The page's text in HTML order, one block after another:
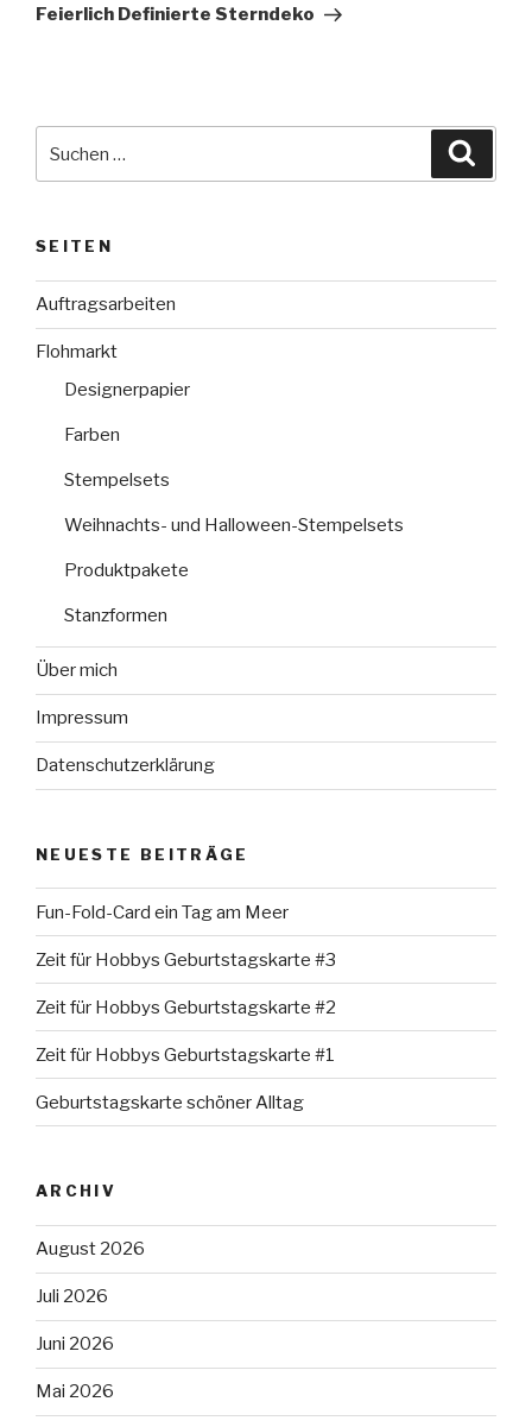
Beitrag
Feierlich Definierte Sterndeko
SEITEN
Auftragsarbeiten
Flohmarkt
Designerpapier
Farben
Stempelsets
Weihnachts- und Halloween-Stempelsets
Produktpakete
Stanzformen
Über mich
Impressum
Datenschutzerklärung
NEUESTE BEITRÄGE
Fun-Fold-Card ein Tag am Meer
Zeit für Hobbys Geburtstagskarte #3
Zeit für Hobbys Geburtstagskarte #2
Zeit für Hobbys Geburtstagskarte #1
Geburtstagskarte schöner Alltag
ARCHIV
August 2026
Juli 2026
Juni 2026
Mai 2026